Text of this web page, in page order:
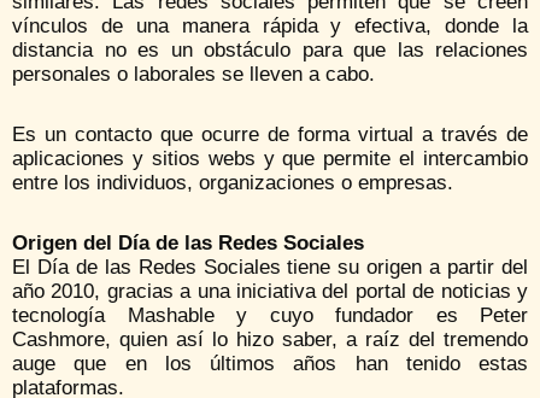
vínculos de una manera rápida y efectiva, donde la
distancia no es un obstáculo para que las relaciones
personales o laborales se lleven a cabo.
Es un contacto que ocurre de forma virtual a través de
aplicaciones y sitios webs y que permite el intercambio
entre los individuos, organizaciones o empresas.
Origen del Día de las Redes Sociales
El Día de las Redes Sociales tiene su origen a partir del
año 2010, gracias a una iniciativa del portal de noticias y
tecnología Mashable y cuyo fundador es Peter
Cashmore, quien así lo hizo saber, a raíz del tremendo
auge que en los últimos años han tenido estas
plataformas.